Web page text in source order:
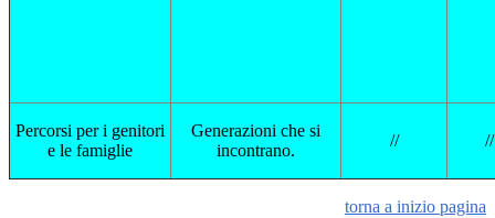
Percorsi per i genitori
e le famiglie
Generazioni che si
incontrano.
// //
torna a inizio pagina